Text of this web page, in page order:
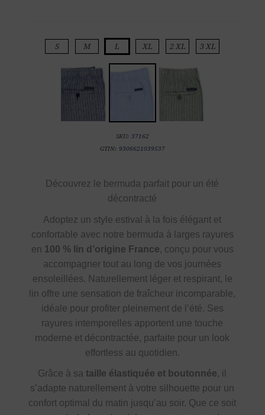
S M L XL 2 XL 3 XL
SKU: 37162
GTIN: 9306621039537
Découvrez le bermuda parfait pour un été
décontracté
Adoptez un style estival à la fois élégant et
confortable avec notre bermuda à larges rayures
en 100 % lin d’origine France, conçu pour vous
accompagner tout au long de vos journées
ensoleillées. Naturellement léger et respirant, le
lin offre une sensation de fraîcheur incomparable,
idéale pour profiter pleinement de l’été. Ses
rayures intemporelles apportent une touche
moderne et décontractée, parfaite pour un look
effortless au quotidien.
Grâce à sataille élastiquée et boutonnée, il
s’adapte naturellement à votre silhouette pour un
confort optimal du matin jusqu’au soir. Que ce soit